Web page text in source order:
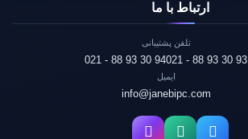
ارتباط با ما
تلفن پشتیبانی
021 - 88 93 30 93
021 - 88 93 30 94
ایمیل
info@janebipc.com